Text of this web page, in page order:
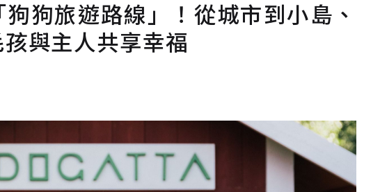
狗旅遊路線」！從城市到小島、
與主人共享幸福